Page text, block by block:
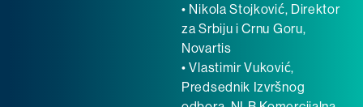
• Nikola Stojković, Direktor
za Srbiju i Crnu Goru,
Novartis
• Vlastimir Vuković,
Predsednik Izvršnog